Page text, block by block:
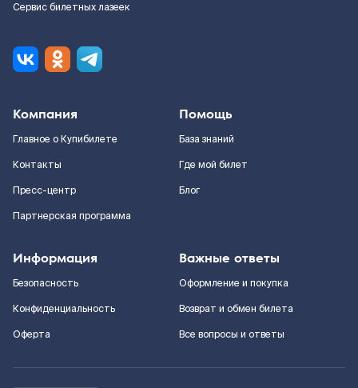
Сервис билетных лазеек
Компания
Главное о Купибилете
Контакты
Пресс-центр
Партнерская программа
Помощь
База знаний
Где мой билет
Блог
Информация
Безопасность
Конфиденциальность
Оферта
Важные ответы
Оформление и покупка
Возврат и обмен билета
Все вопросы и ответы